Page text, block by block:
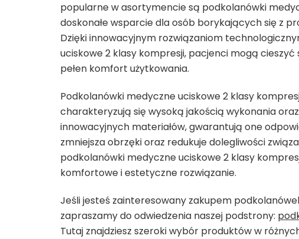
popularne w asortymencie są podkolanówki
doskonałe wsparcie dla osób borykających się z
Dzięki innowacyjnym rozwiązaniom
uciskowe 2 klasy kompresji, pacjenci mogą
pełen komfort użytkowania.
Podkolanówki medyczne uciskowe 2 klasy
charakteryzują się wysoką jakością wykonania
innowacyjnych materiałów, gwarantują one
zmniejsza obrzęki oraz redukuje dolegliwości
podkolanówki medyczne uciskowe 2 klasy
komfortowe i estetyczne rozwiązanie.
Jeśli jesteś zainteresowany zakupem
zapraszamy do odwiedzenia naszej podstrony:
Tutaj znajdziesz szeroki wybór produktów w